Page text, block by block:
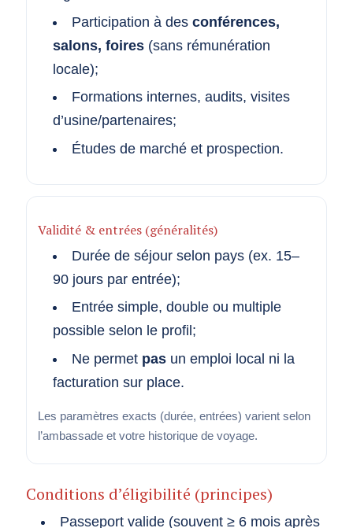
Participation à desconférences,
salons, foires (sans rémunération
locale);
Formations internes, audits, visites
d’usine/partenaires;
Études de marché et prospection.
Validité & entrées (généralités)
Durée de séjour selon pays (ex. 15–
90 jours par entrée);
Entrée simple, double ou multiple
possible selon le profil;
Ne permet pas un emploi local ni la
facturation sur place.
Les paramètres exacts (durée, entrées) varient selon
l’ambassade et votre historique de voyage.
Conditions d’éligibilité (principes)
Passeport valide (souvent ≥ 6 mois après